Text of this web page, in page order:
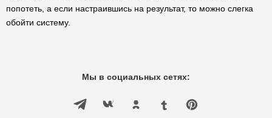
попотеть, а если настраившись на результат, то можно слегка
обойти систему.
Мы в социальных сетях: